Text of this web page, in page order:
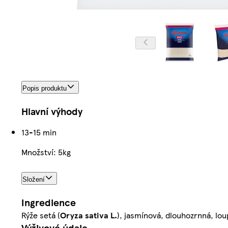
Popis produktu
Hlavní výhody
13-15 min
Množství: 5kg
Složení
Ingredience
Rýže setá (Oryza sativa L.), jasmínová, dlouhozrnná,